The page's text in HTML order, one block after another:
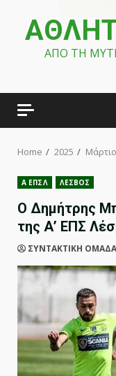
ΑΠΟ ΤΗ
Home 2025
Α ΕΠΣΛ ΛΕΣΒΟΣ
O Δημήτρης
της Α’ ΕΠΣ
ΣΥΝΤΑΚΤΙΚΗ ΟΜΑΔΑ